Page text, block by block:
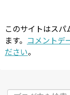
このサイトはス
ます。 コメントデ
ださい。